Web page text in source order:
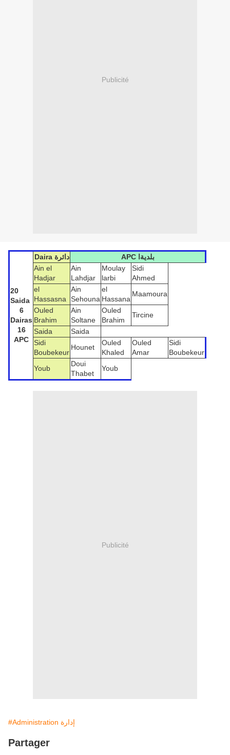
Publicité
20
Saida
6
Dairas
16
APC
Daira دائرة
APC بلديةا
Ain el
Hadjar
Ain
Lahdjar
Moulay
larbi
Sidi
Ahmed
el
Hassasna
Ain
Sehouna
el
Hassana
Maamoura
Ouled
Brahim
Ain
Soltane
Ouled
Brahim
Tircine
Saida
Saida
Sidi
Boubekeur
Hounet
Ouled
Khaled
Ouled
Amar
Sidi
Boubekeur
Youb
Doui
Thabet
Youb
Publicité
#Administration إدارة
Partager